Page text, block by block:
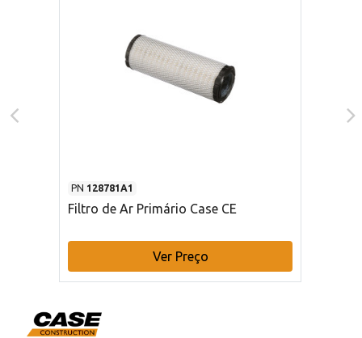
PN 128781A1
Filtro de Ar Primário Case CE
Ver Preço